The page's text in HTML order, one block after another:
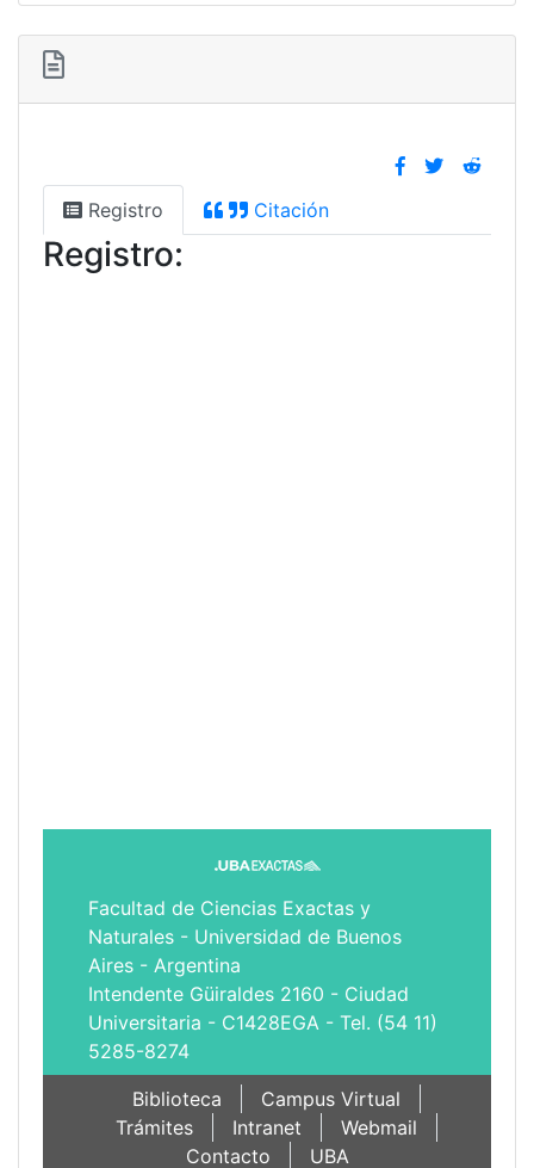
Registro Citación
Registro:
Facultad de Ciencias Exactas y
Naturales - Universidad de Buenos
Aires - Argentina
Intendente Güiraldes 2160 - Ciudad
Universitaria - C1428EGA - Tel. (54 11)
5285-8274
Biblioteca
Campus Virtual
Trámites
Intranet
Webmail
Contacto
UBA